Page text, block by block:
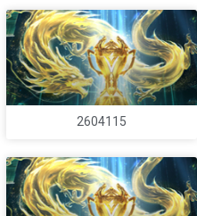
2604115